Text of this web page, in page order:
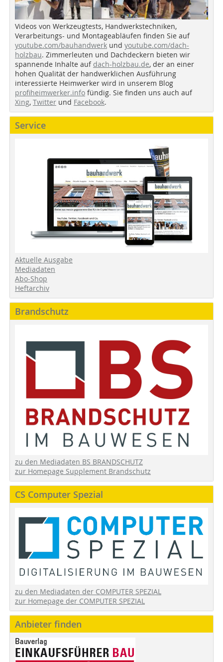
Videos von Werkzeugtests, Handwerkstechniken,
Verarbeitungs- und Montageabläufen finden Sie auf
youtube.com/bauhandwerk und youtube.com/dach-
holzbau. Zimmerleuten und Dachdeckern bieten wir
spannende Inhalte auf dach-holzbau.de, der an einer
hohen Qualität der handwerklichen Ausführung
interessierte Heimwerker wird in unserem Blog
profiheimwerker.info fündig. Sie finden uns auch auf
Xing, Twitter und Facebook.
Service
Aktuelle Ausgabe
Mediadaten
Abo-Shop
Heftarchiv
Brandschutz
zu den Mediadaten BS BRANDSCHUTZ
zur Homepage Supplement Brandschutz
CS Computer Spezial
zu den Mediadaten der COMPUTER SPEZIAL
zur Homepage der COMPUTER SPEZIAL
Anbieter finden